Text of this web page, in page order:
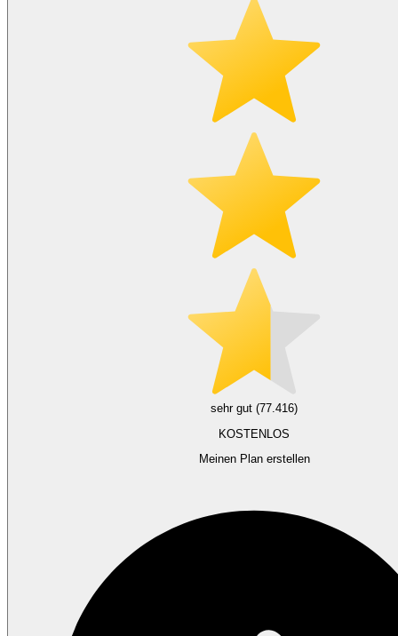
sehr gut (77.416)
KOSTENLOS
Meinen Plan erstellen